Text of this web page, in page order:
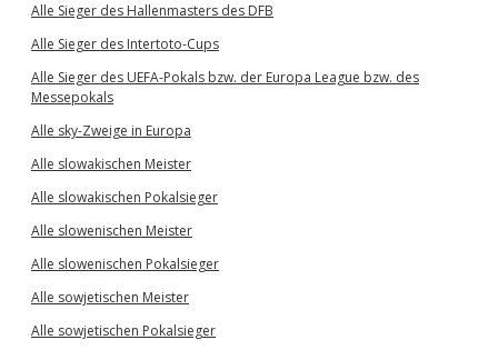
Alle Sieger des Hallenmasters des DFB
Alle Sieger des Intertoto-Cups
Alle Sieger des UEFA-Pokals bzw. der Europa League bzw. des
Messepokals
Alle sky-Zweige in Europa
Alle slowakischen Meister
Alle slowakischen Pokalsieger
Alle slowenischen Meister
Alle slowenischen Pokalsieger
Alle sowjetischen Meister
Alle sowjetischen Pokalsieger